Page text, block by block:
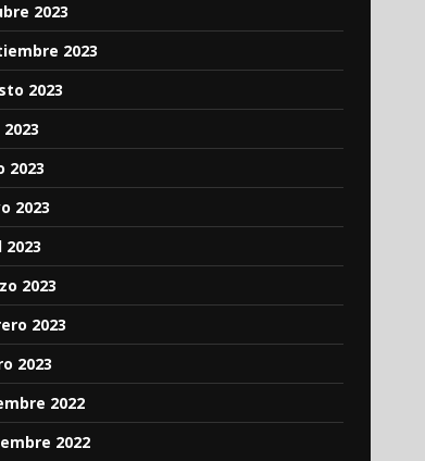
2023
2023
2023
2023
2023
2023
2023
2023
2022
2022